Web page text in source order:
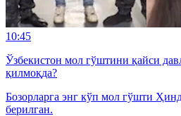
10:45
Ўзбекистон мол гўштини қайси
қилмоқда?
Бозорларга энг кўп мол гўшти
берилган.